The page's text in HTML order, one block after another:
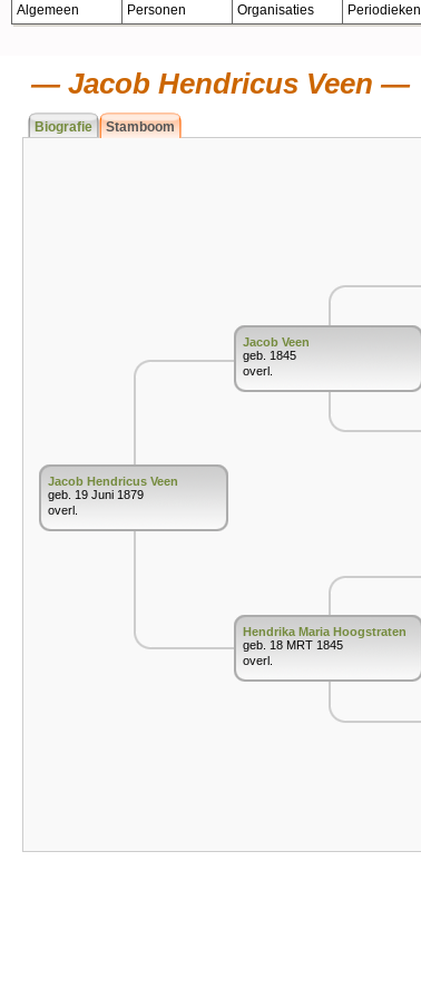
Algemeen Personen Organisaties Periodieken
Jacob Hendricus Veen
Biografie Stamboom
Jacob Hendricus Veen
geb. 19 Juni 1879
overl.
Jacob Veen
geb. 1845
overl.
Hendrika Maria Hoogstraten
geb. 18 MRT 1845
overl.